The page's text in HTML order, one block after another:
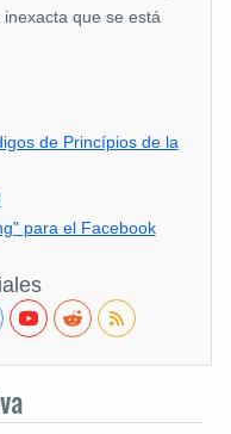
que se está
de Princípios de la
para el Facebook